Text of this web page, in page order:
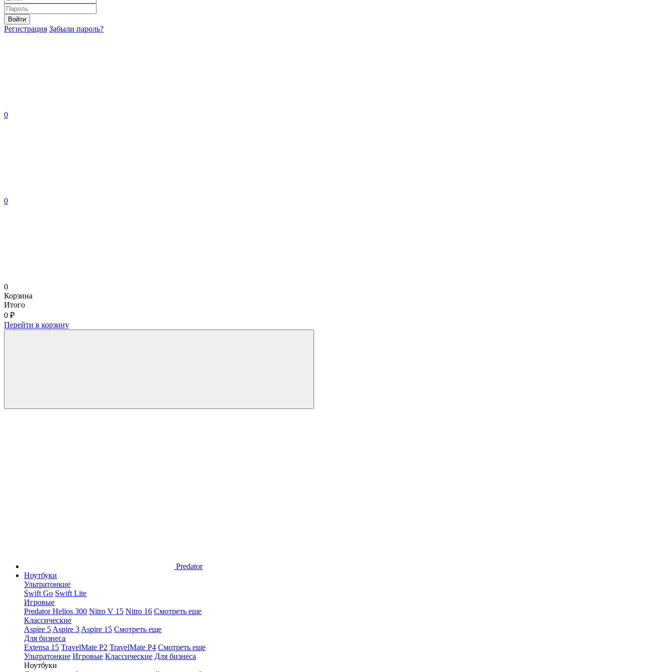
Войти
Регистрация Забыли пароль?
0
0
0
Корзина
Итого
0 ₽
Перейти в корзину
Predator
Ноутбуки
Ультратонкие
Swift Go Swift Lite
Игровые
Predator Helios 300 Nitro V 15 Nitro 16 Смотреть еще
Классические
Aspire 5 Aspire 3 Aspire 15 Смотреть еще
Для бизнеса
Extensa 15 TravelMate P2 TravelMate P4 Смотреть еще
Ультратонкие Игровые Классические Для бизнеса
Ноутбуки